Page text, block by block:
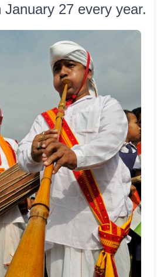
January 27 every year.